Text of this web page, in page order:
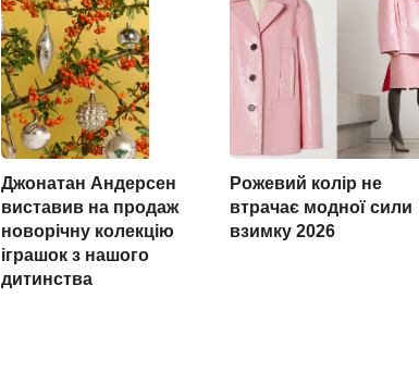
Джонатан Андерсен
виставив на продаж
новорічну колекцію
іграшок з нашого
дитинства
Рожевий колір не
втрачає модної сили
взимку 2026